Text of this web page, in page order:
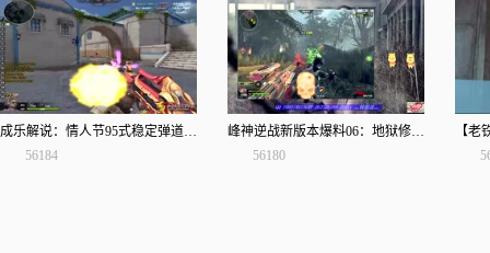
成乐解说：情人节95式稳定弹道驰骋战场
56184
峰神逆战新版本爆料06：地狱修罗试玩
56180